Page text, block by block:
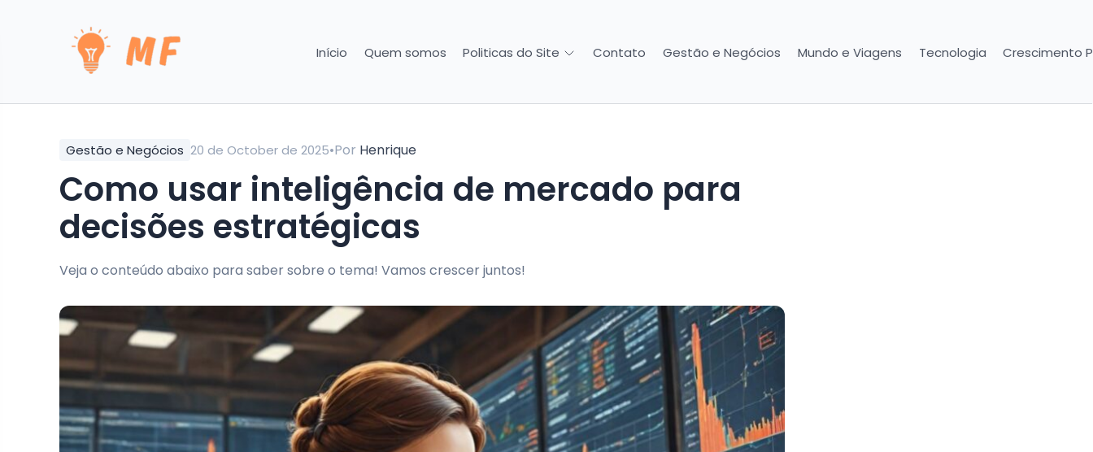
Início Quem somos Politicas do Site Contato Gestão e Negócios Mundo e Viagens Tecnologia Crescimento
Gestão e Negócios 20 de October de 2025•Por Henrique
Como usar inteligência de mercado para
decisões estratégicas
Veja o conteúdo abaixo para saber sobre o tema! Vamos crescer juntos!